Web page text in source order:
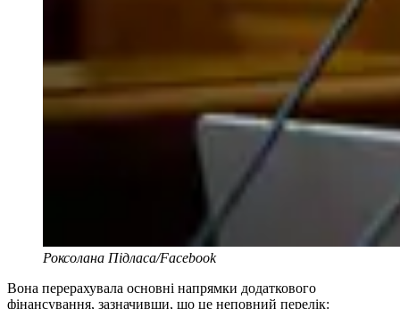
Роксолана Підласа/Facebook
Вона перерахувала основні напрямки додаткового
фінансування, зазначивши, що це неповний перелік: